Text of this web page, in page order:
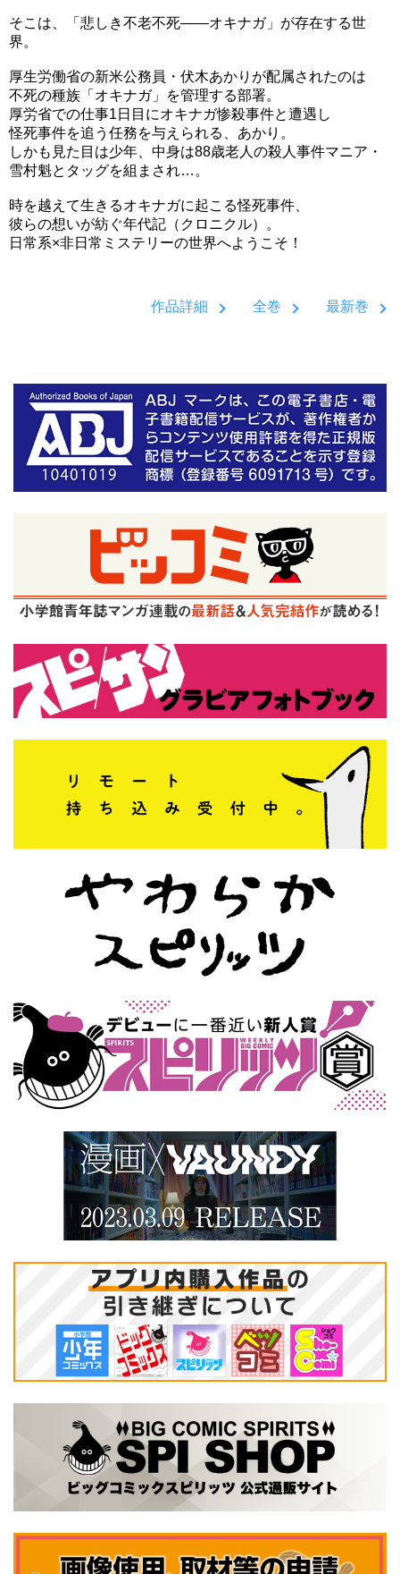
そこは、「悲しき不老不死――オキナガ」が存在する世
界。
厚生労働省の新米公務員・伏木あかりが配属されたのは
不死の種族「オキナガ」を管理する部署。
厚労省での仕事1日目にオキナガ惨殺事件と遭遇し
怪死事件を追う任務を与えられる、あかり。
しかも見た目は少年、中身は88歳老人の殺人事件マニア・
雪村魁とタッグを組まされ…。
時を越えて生きるオキナガに起こる怪死事件、
彼らの想いが紡ぐ年代記（クロニクル）。
日常系×非日常ミステリーの世界へようこそ！
作品詳細 全巻 最新巻